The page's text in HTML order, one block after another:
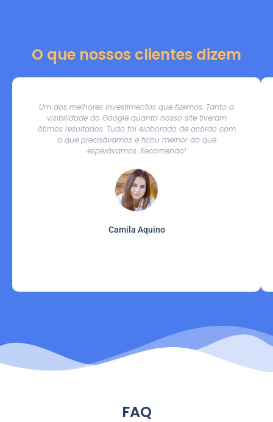
O que nossos clientes dizem
Um dos melhores investimentos que fizemos. Tanto a
visibilidade do Google quanto nosso site tiveram
ótimos resultados. Tudo foi elaborado de acordo com
o que precisávamos e ficou melhor do que
esperávamos. Recomendo!
Camila Aquino
FAQ